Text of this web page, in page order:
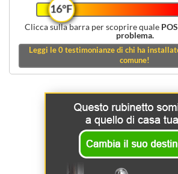
16°F
Clicca sulla barra per scoprire quale
problema.
Leggi le0testimonianze di chi ha
comune!